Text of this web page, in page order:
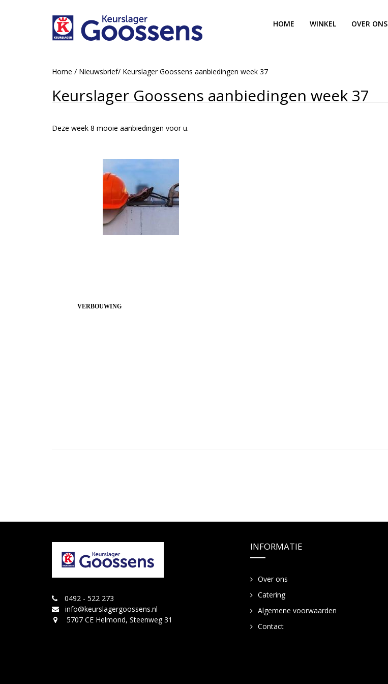
HOME WINKEL OVER ONS
Home / Nieuwsbrief/ Keurslager Goossens aanbiedingen week 37
Keurslager Goossens aanbiedingen week 37
Deze week 8 mooie aanbiedingen voor u.
VERBOUWING
0492 - 522 273
info@keurslagergoossens.nl
5707 CE Helmond, Steenweg 31
INFORMATIE
Over ons
Catering
Algemene voorwaarden
Contact